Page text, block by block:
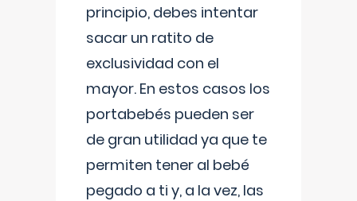
principio, debes intentar
sacar un ratito de
exclusividad con el
mayor. En estos casos los
portabebés pueden ser
de gran utilidad ya que te
permiten tener al bebé
pegado a ti y, a la vez, las